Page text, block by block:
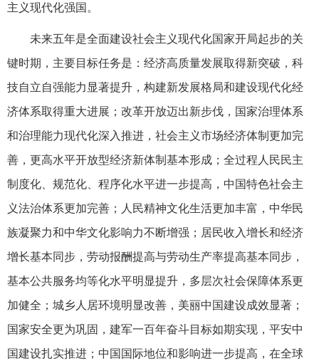
主义现代化强国。
未来五年是全面建设社会主义现代化国家开局起步的关
键时期，主要目标任务是：经济高质量发展取得新突破，科
技自立自强能力显著提升，构建新发展格局和建设现代化经
济体系取得重大进展；改革开放迈出新步伐，国家治理体系
和治理能力现代化深入推进，社会主义市场经济体制更加完
善，更高水平开放型经济新体制基本形成；全过程人民民主
制度化、规范化、程序化水平进一步提高，中国特色社会主
义法治体系更加完善；人民精神文化生活更加丰富，中华民
族凝聚力和中华文化影响力不断增强；居民收入增长和经济
增长基本同步，劳动报酬提高与劳动生产率提高基本同步，
基本公共服务均等化水平明显提升，多层次社会保障体系更
加健全；城乡人居环境明显改善，美丽中国建设成效显著；
国家安全更为巩固，建军一百年奋斗目标如期实现，平安中
国建设扎实推进；中国国际地位和影响进一步提高，在全球